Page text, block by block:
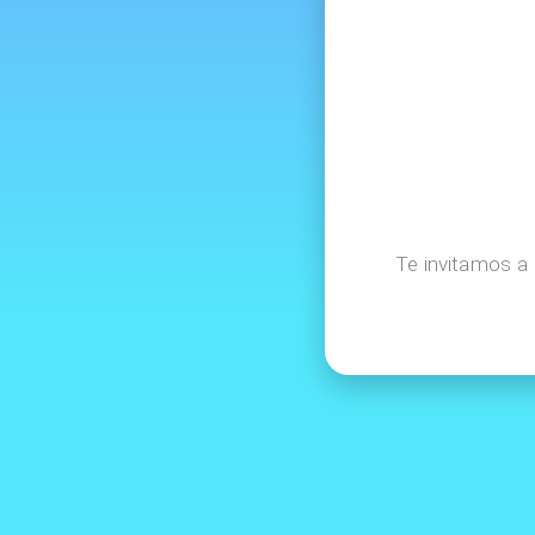
Te invitamos a